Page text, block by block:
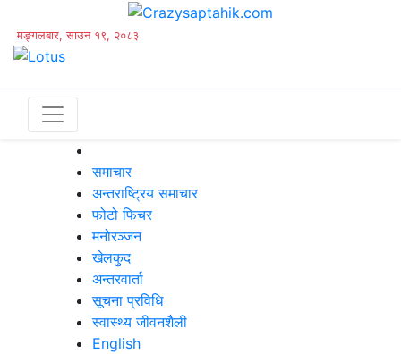
मङ्गलबार, साउन १९, २०८३
समाचार
अन्तराष्ट्रिय समाचार
फोटो फिचर
मनोरञ्जन
खेलकुद
अन्तरवार्ता
सूचना प्रविधि
स्वास्थ्य जीवनशैली
English